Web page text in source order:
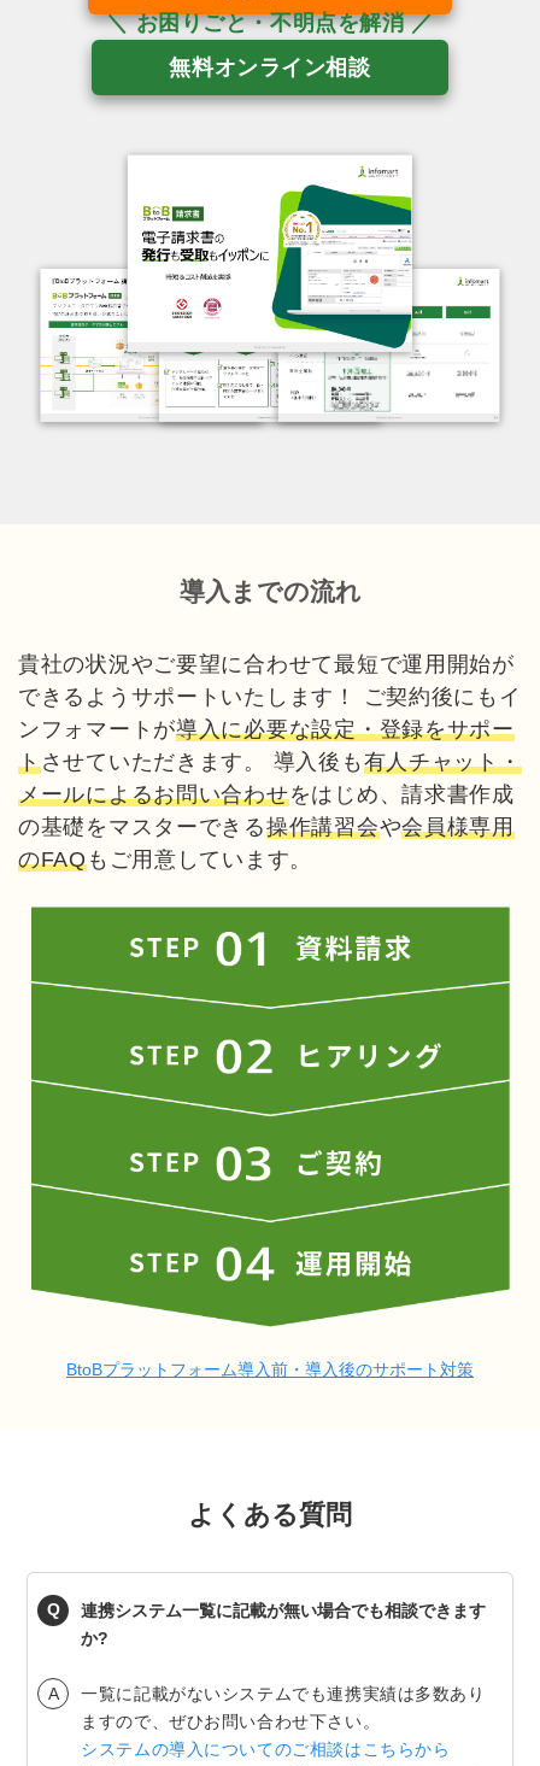
無料オンライン相談
導入までの流れ
貴社の状況やご要望に合わせて最短で運用開始が
できるようサポートいたします！ ご契約後にもイ
ンフォマートが導入に必要な設定・登録をサポー
トさせていただきます。 導入後も 有人チャット・
メールによるお問い合わせをはじめ、請求書作成
の基礎をマスターできる操作講習会や会員様専用
のFAQもご用意しています。
BtoBプラットフォーム導入前・導入後のサポート対策
よくある質問
連携システム一覧に記載が無い場合でも相談できます
か?
一覧に記載がないシステムでも連携実績は多数あり
ますので、ぜひお問い合わせ下さい。
システムの導入についてのご相談はこちらから